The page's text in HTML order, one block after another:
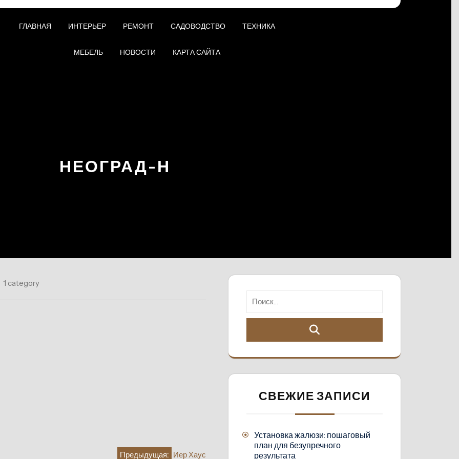
ГЛАВНАЯ ИНТЕРЬЕР РЕМОНТ САДОВОДСТВО ТЕХНИКА
МЕБЕЛЬ НОВОСТИ КАРТА САЙТА
НЕОГРАД-Н
1 category
Предыдущая: Иер Хаус
СВЕЖИЕ ЗАПИСИ
Установка жалюзи: пошаговый
план для безупречного
результата